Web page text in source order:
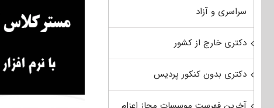
سراسری و آزاد
دکتری خارج از کشور
دکتری بدون کنکور پردیس